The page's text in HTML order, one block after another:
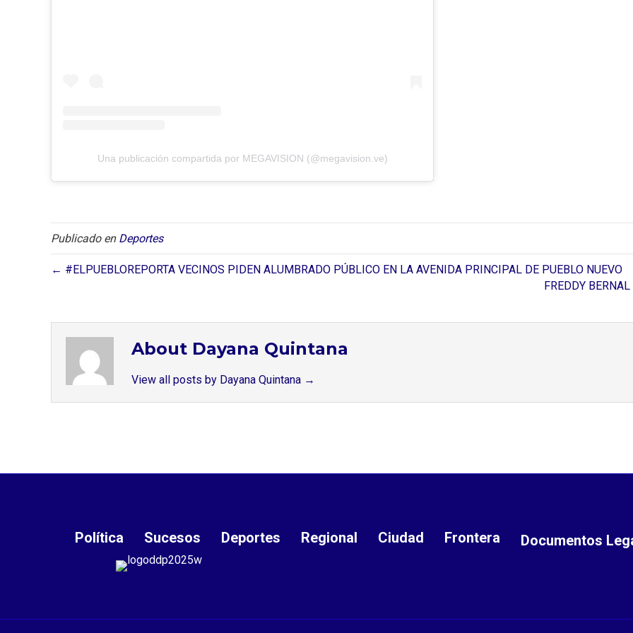
Una publicación compartida por MEGAVISION (@megavision.ve)
Publicado en Deportes
← #ELPUEBLOREPORTA VECINOS PIDEN ALUMBRADO PÚBLICO EN LA AVENIDA PRINCIPAL DE PUEBLO NUEVO
FREDDY
About Dayana Quintana
View all posts by Dayana Quintana →
Política Sucesos Deportes Regional Ciudad Frontera Documentos